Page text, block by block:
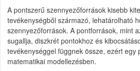
A pontszerű szennyezőforrások kisebb
tevékenységből származó, lehatárolható
szennyezőforrások. A pontforrások, mint
sugallja, diszkrét pontokhoz és
tevékenységgel függnek össze, ezért egy
matematikai modellezésben.